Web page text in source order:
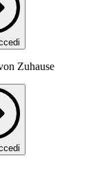
Zuhause